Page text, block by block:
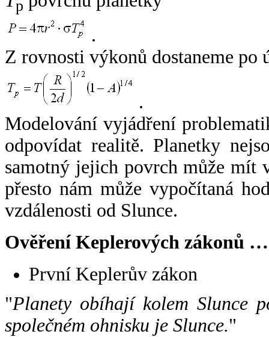
p
.
Z rovnosti výkonů dostaneme po
.
Modelování vyjádření
odpovídat realitě. Planetky
samotný jejich povrch může mít
přesto nám může vypočítaná
vzdálenosti od Slunce.
Ověření Keplerových zákonů …
První Keplerův zákon
"Planety obíhají kolem Slunce
společném ohnisku je Slunce."